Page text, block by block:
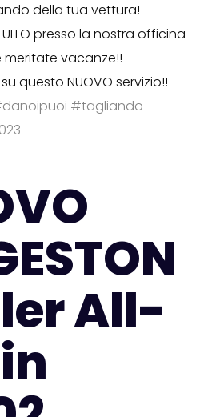
della tua vettura!
presso la nostra officina
meritate vacanze!!
questo NUOVO servizio!!
#tagliando
All-